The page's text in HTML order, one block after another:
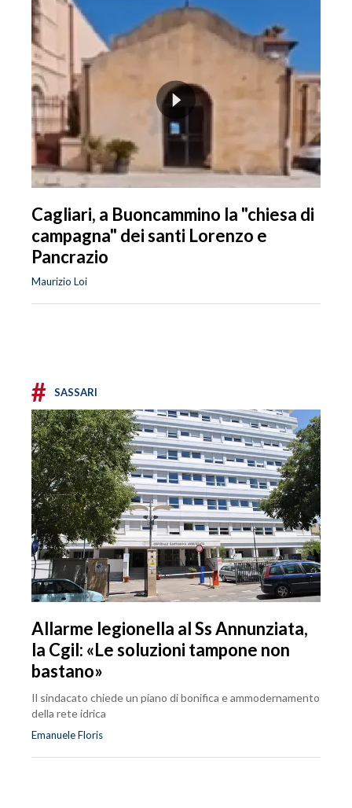
Cagliari, a Buoncammino la "chiesa di
campagna" dei santi Lorenzo e
Pancrazio
Maurizio Loi
# SASSARI
Allarme legionella al Ss Annunziata,
la Cgil: «Le soluzioni tampone non
bastano»
Il sindacato chiede un piano di bonifica e ammodernamento
della rete idrica
Emanuele Floris